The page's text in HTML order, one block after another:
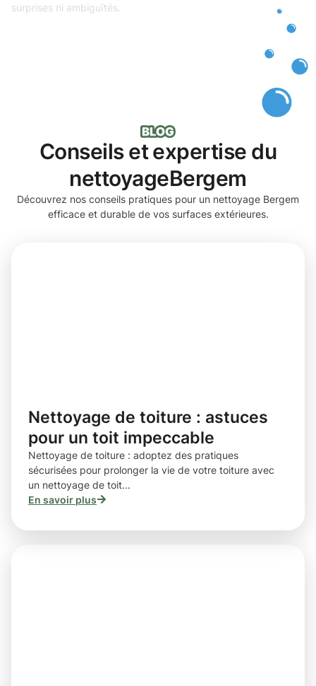
surprises ni ambiguïtés.
Conseils et expertise du
nettoyageBergem
Découvrez nos conseils pratiques pour un nettoyage Bergem
efficace et durable de vos surfaces extérieures.
Nettoyage de toiture : astuces
pour un toit impeccable
Nettoyage de toiture : adoptez des pratiques
sécurisées pour prolonger la vie de votre toiture avec
un nettoyage de toit...
En savoir plus